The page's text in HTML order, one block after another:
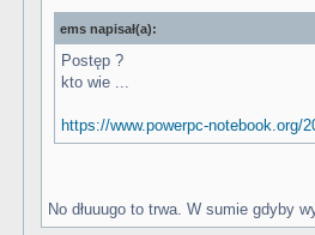
ems napisał(a):
Postęp ?
kto wie ...
https://www.powerpc-notebook.org/
No dłuuugo to trwa. W sumie gdyby